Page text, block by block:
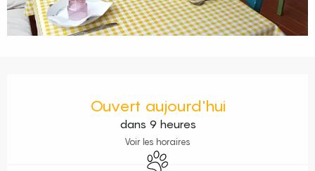
Ouvert aujourd'hui
dans 9 heures
Voir les horaires
Animaux acceptés